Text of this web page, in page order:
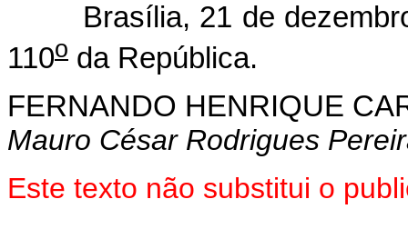
Brasília, 21 de dezembro
110o da República.
FERNANDO HENRIQUE
Mauro César Rodrigues
Este texto não substitui o